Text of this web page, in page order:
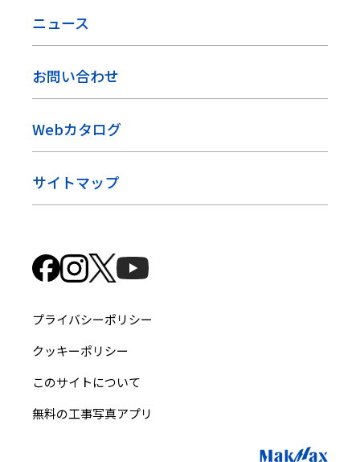
ニュース
お問い合わせ
Webカタログ
サイトマップ
プライバシーポリシー
クッキーポリシー
このサイトについて
無料の工事写真アプリ